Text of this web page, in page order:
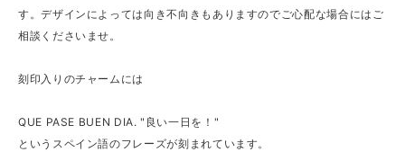
す。デザインによっては向き不向きもありますのでご心配な場合にはご
相談くださいませ。
刻印入りのチャームには
QUE PASE BUEN DIA. "良い一日を！"
というスペイン語のフレーズが刻まれています。